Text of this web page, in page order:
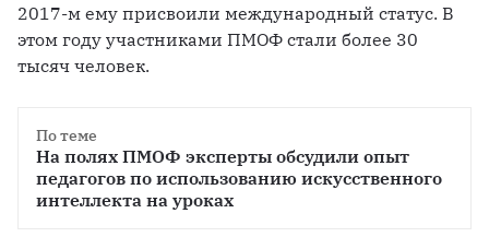
2017-м ему присвоили международный статус. В
этом году участниками ПМОФ стали более 30
тысяч человек.
По теме
На полях ПМОФ эксперты обсудили опыт
педагогов по использованию искусственного
интеллекта на уроках